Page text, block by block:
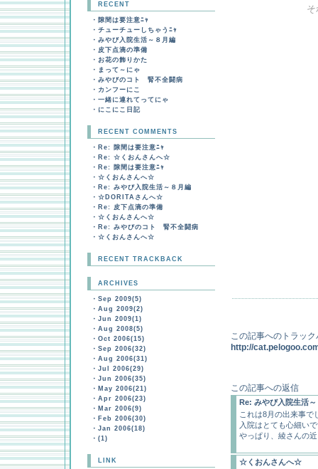
RECENT
・ 隙間は要注意ﾆｬ
・ チューチューしちゃうﾆｬ
・ みやび入院生活～８月編
・ 皮下点滴の準備
・ お花の飾りかた
・ まって～にゃ
・ みやびのコト 腎不全闘病
・ カンフーにこ
・ 一緒に連れてってにゃ
・ にこにこ日記
RECENT COMMENTS
・ Re: 隙間は要注意ﾆｬ
・ Re: ☆くおんさんへ☆
・ Re: 隙間は要注意ﾆｬ
・ ☆くおんさんへ☆
・ Re: みやび入院生活～８月編
・ ☆DORITAさんへ☆
・ Re: 皮下点滴の準備
・ ☆くおんさんへ☆
・ Re: みやびのコト 腎不全闘病
・ ☆くおんさんへ☆
RECENT TRACKBACK
ARCHIVES
・ Sep 2009(5)
・ Aug 2009(2)
・ Jun 2009(1)
・ Aug 2008(5)
・ Oct 2006(15)
・ Sep 2006(32)
・ Aug 2006(31)
・ Jul 2006(29)
・ Jun 2006(35)
・ May 2006(21)
・ Apr 2006(23)
・ Mar 2006(9)
・ Feb 2006(30)
・ Jan 2006(18)
・ (1)
LINK
この記事へのトラッ
http://
この記事への返信
Re: みやび入院生活
これは8月の出来事で
入院はとても心細い
やっぱり、綾さんの
☆くおんさんへ☆